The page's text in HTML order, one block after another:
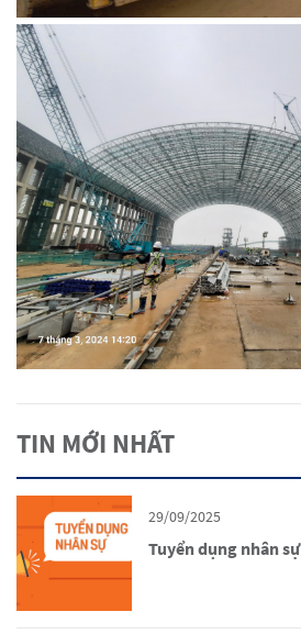
TIN MỚI NHẤT
29/09/2025
Tuyển dụng nhân sự